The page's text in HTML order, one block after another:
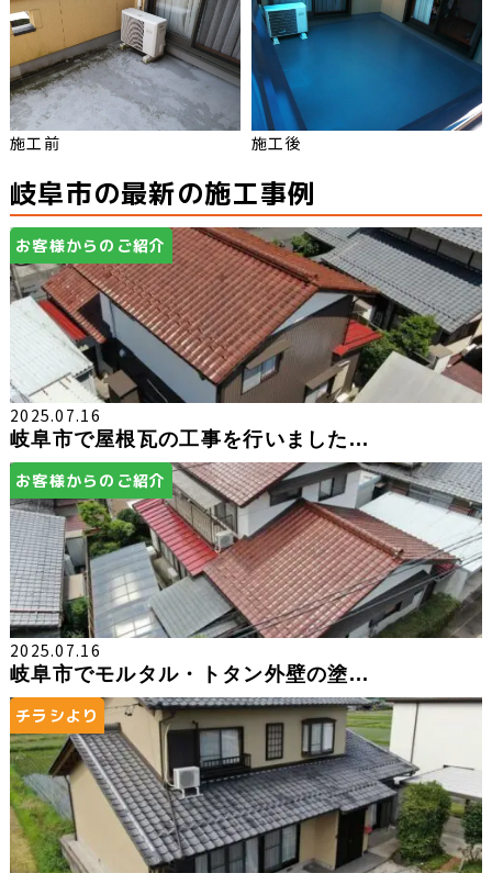
施工前 施工後
岐阜市の最新の施工事例
お客様からのご紹介
2025.07.16
岐阜市で屋根瓦の工事を行いました...
お客様からのご紹介
2025.07.16
岐阜市でモルタル・トタン外壁の塗...
チラシより